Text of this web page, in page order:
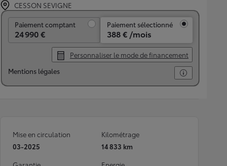
CESSON SEVIGNE
Paiement comptant
24 990 €
Paiement sélectionné
388 € /mois
Personnaliser le mode de financement
Mentions légales
Mise en circulation
03-2025
Kilométrage
14 833 km